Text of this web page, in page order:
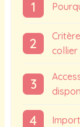
collier